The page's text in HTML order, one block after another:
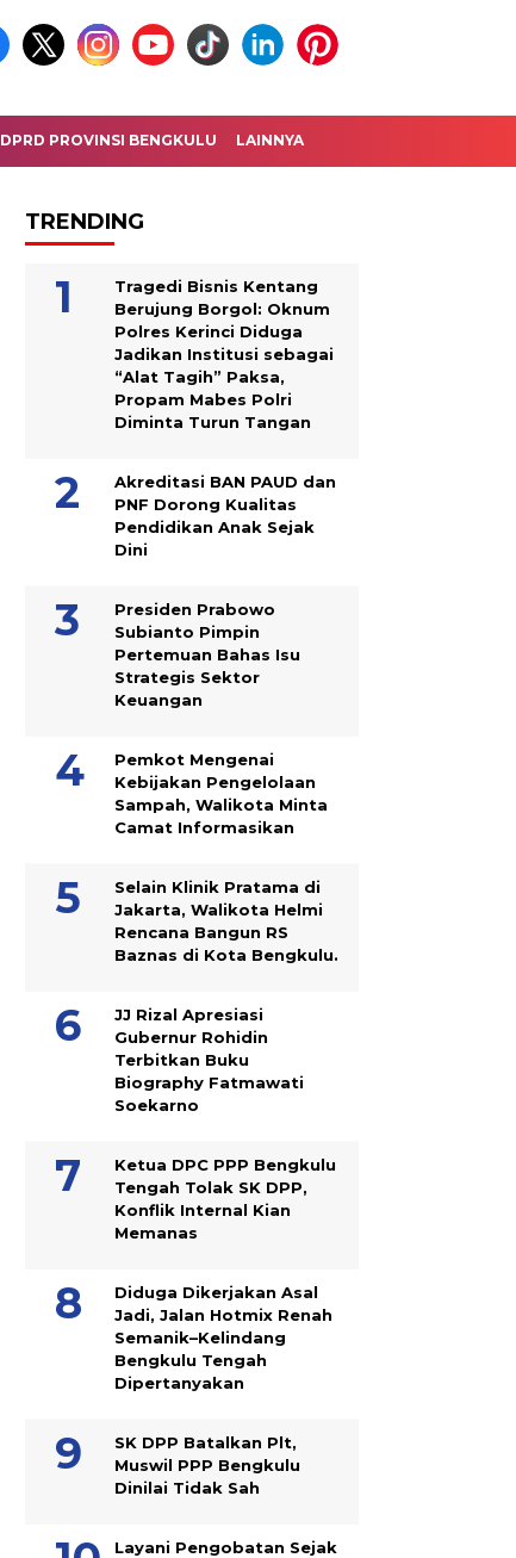
DPRD PROVINSI BENGKULU LAINNYA
TRENDING
Tragedi Bisnis Kentang
Berujung Borgol: Oknum
Polres Kerinci Diduga
Jadikan Institusi sebagai
“Alat Tagih” Paksa,
Propam Mabes Polri
Diminta Turun Tangan
Akreditasi BAN PAUD dan
PNF Dorong Kualitas
Pendidikan Anak Sejak
Dini
Presiden Prabowo
Subianto Pimpin
Pertemuan Bahas Isu
Strategis Sektor
Keuangan
Pemkot Mengenai
Kebijakan Pengelolaan
Sampah, Walikota Minta
Camat Informasikan
Selain Klinik Pratama di
Jakarta, Walikota Helmi
Rencana Bangun RS
Baznas di Kota Bengkulu.
JJ Rizal Apresiasi
Gubernur Rohidin
Terbitkan Buku
Biography Fatmawati
Soekarno
Ketua DPC PPP Bengkulu
Tengah Tolak SK DPP,
Konflik Internal Kian
Memanas
Diduga Dikerjakan Asal
Jadi, Jalan Hotmix Renah
Semanik–Kelindang
Bengkulu Tengah
Dipertanyakan
SK DPP Batalkan Plt,
Muswil PPP Bengkulu
Dinilai Tidak Sah
Layani Pengobatan Sejak